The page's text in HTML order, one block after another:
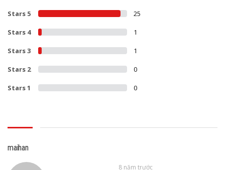
Stars 5 25
Stars 4 1
Stars 3 1
Stars 2 0
Stars 1 0
maihan
8 năm trước